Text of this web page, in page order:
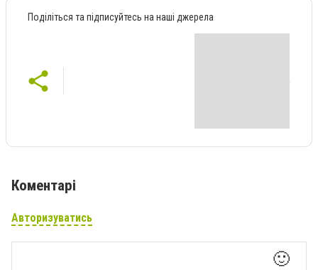
Поділіться та підписуйтесь на наші джерела
Коментарі
Авторизуватись
🙂